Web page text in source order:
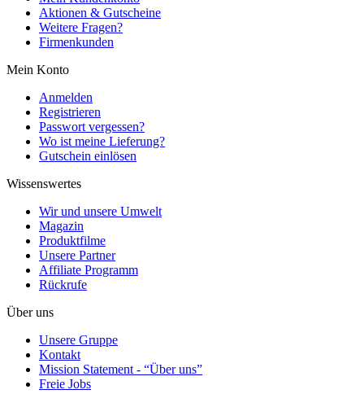
Aktionen & Gutscheine
Weitere Fragen?
Firmenkunden
Mein Konto
Anmelden
Registrieren
Passwort vergessen?
Wo ist meine Lieferung?
Gutschein einlösen
Wissenswertes
Wir und unsere Umwelt
Magazin
Produktfilme
Unsere Partner
Affiliate Programm
Rückrufe
Über uns
Unsere Gruppe
Kontakt
Mission Statement - “Über uns”
Freie Jobs